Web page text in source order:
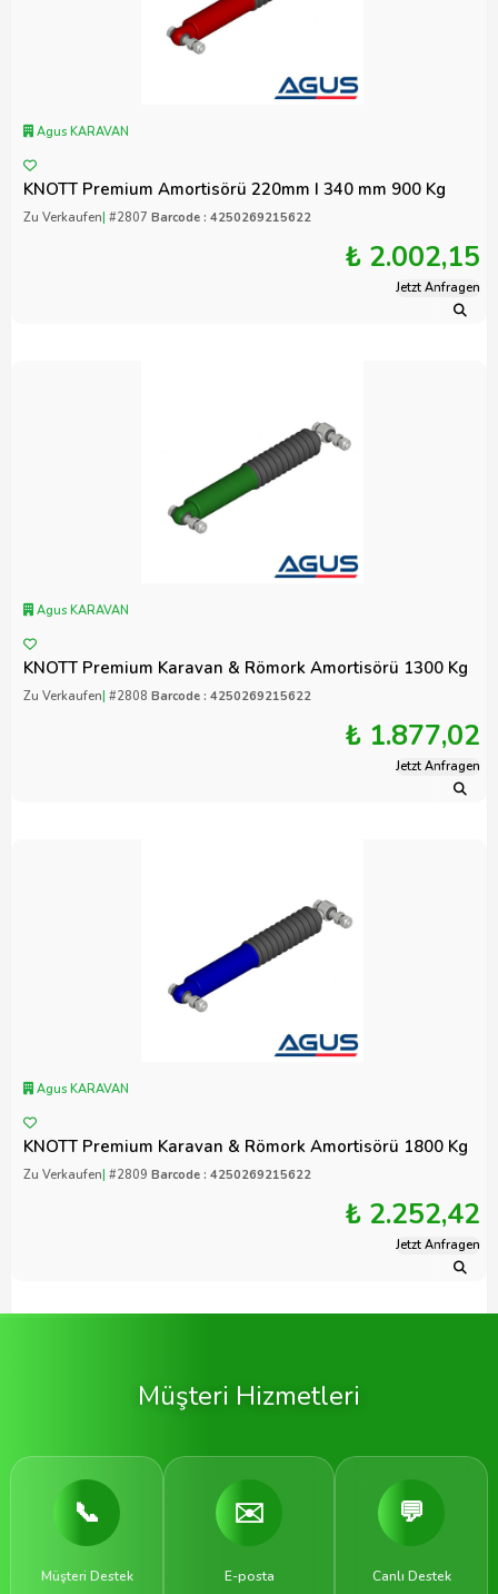
Agus KARAVAN
KNOTT Premium Amortisörü 220mm I 340 mm 900 Kg
Zu Verkaufen| #2807 Barcode : 4250269215622
₺ 2.002,15
Jetzt Anfragen
Agus KARAVAN
KNOTT Premium Karavan & Römork Amortisörü 1300 Kg
Zu Verkaufen| #2808 Barcode : 4250269215622
₺ 1.877,02
Jetzt Anfragen
Agus KARAVAN
KNOTT Premium Karavan & Römork Amortisörü 1800 Kg
Zu Verkaufen| #2809 Barcode : 4250269215622
₺ 2.252,42
Jetzt Anfragen
Müşteri Hizmetleri
📞
Müşteri Destek
✉️
E-posta
💬
Canlı Destek